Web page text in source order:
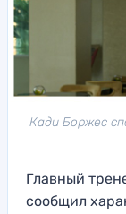
Кади Боржес
Главный
сообщил